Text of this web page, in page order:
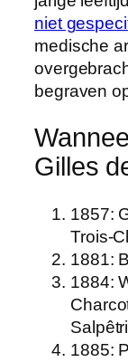
niet
medische
begraven
Gilles
1857:
Trois-
1881:
1884:
1885: